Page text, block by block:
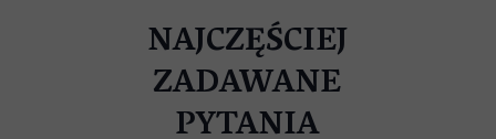
NAJCZĘŚCIEJ
ZADAWANE